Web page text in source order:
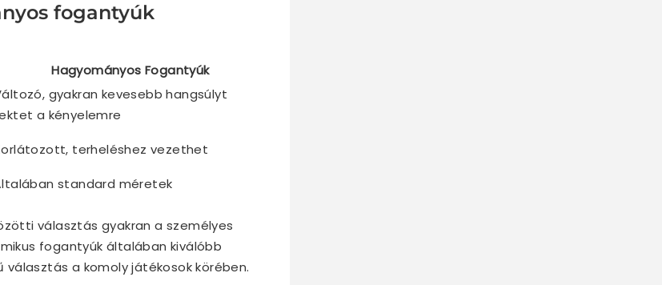
fogantyúk
Hagyományos Fogantyúk
gyakran kevesebb hangsúlyt
a kényelemre
terheléshez vezethet
standard méretek
választás gyakran a személyes
fogantyúk általában kiválóbb
a komoly játékosok körében.